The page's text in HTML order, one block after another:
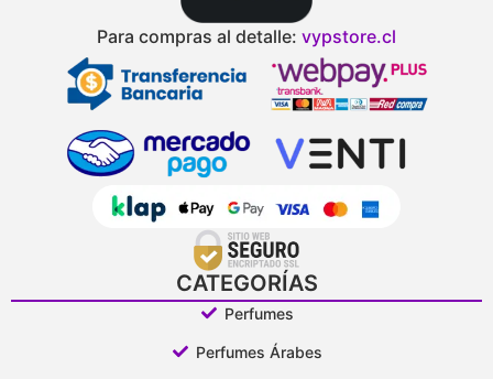
Para compras al detalle: vypstore.cl
CATEGORÍAS
Perfumes
Perfumes Árabes